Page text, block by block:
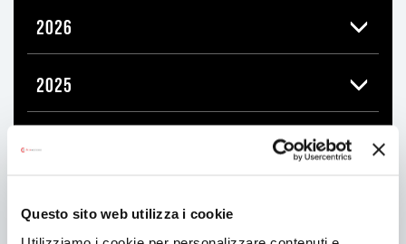
Questo sito web utilizza i cookie
2026
2025